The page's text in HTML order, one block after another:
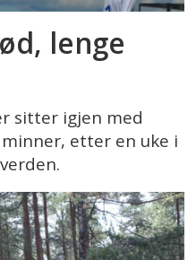
lenge
sitter igjen med
etter en uke i